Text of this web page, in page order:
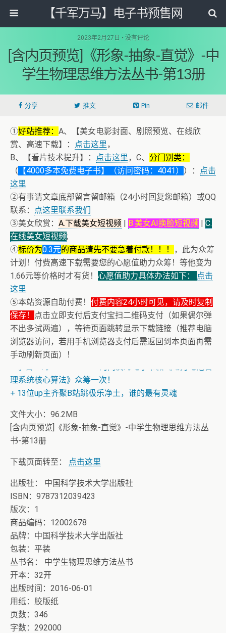
【千军万马】电子书预售网
2023年2月27日 • 没有评论
[含内页预览]《形象-抽象-直觉》-中
学生物理思维方法丛书-第13册
分享 推文 Pin 邮件
①好站推荐： A、【美女电影封面、剧照预览、在线欣
赏、高速下载】：
点击这里，
B、【看片技术提升】：
点击这里，C、 分门别类：
（ 【4000多本免费电子书】（访问密码：4041） ）：
点击
这里
②有事请文章底部留言留邮箱（24小时回复您邮箱）或QQ
联系：
点这里联系我们
③美女欣赏： A.下载美女短视频 | B.美女AI换脸短视频 | C.
在线美女短视频;
④标价为0.3元的商品请先不要急着付款！！！
，此为众筹
计划！付费高速下载需要您的心愿值助力众筹！等他变为
1.66元等价格时才有货！ 心愿值助力具体办法如下：
点击
这里
⑤本站资源自助付费！ 付费内容24小时可见，请及时复制
保存！
点击立即支付后支付宝扫二维码支付（如果偶尔弹
不出多试两遍），等待页面跳转显示下载链接（推荐电脑
浏览器访问，若用手机浏览器支付后需返回到本页面再需
手动刷新页面）！
理系统核心算法》众筹一次！
+ 13位up主齐聚B站跳极乐净土，谁的最有灵魂
文件大小：96.2MB
[含内页预览]《形象-抽象-直觉》-中学生物理思维方法丛
书-第13册
下载页面转至： 点击这里
出版社： 中国科学技术大学出版社
ISBN：9787312039423
版次：1
商品编码：12002678
品牌：中国科学技术大学出版社
包装：平装
丛书名： 中学生物理思维方法丛书
开本：32开
出版时间：2016-06-01
用纸：胶版纸
页数：346
字数：292000